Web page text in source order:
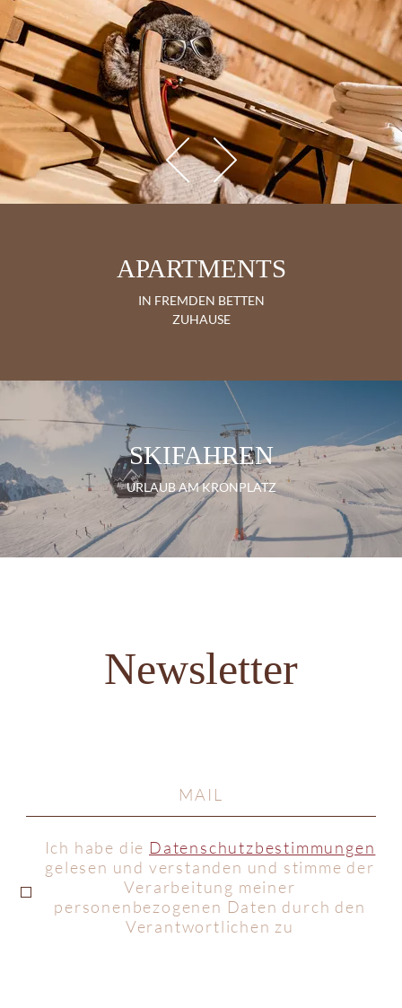
APARTMENTS
IN FREMDEN BETTEN
ZUHAUSE
SKIFAHREN
URLAUB AM KRONPLATZ
Newsletter
Ich habe die Datenschutzbestimmungen
gelesen und verstanden und stimme der
Verarbeitung meiner
personenbezogenen Daten durch den
Verantwortlichen zu